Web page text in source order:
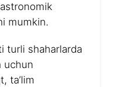
mumkin.
turli shaharlarda
uchun
ta’lim